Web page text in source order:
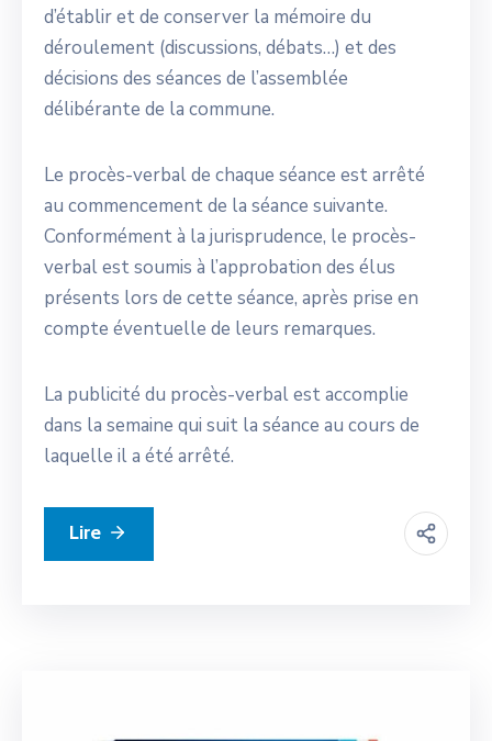
d’établir et de conserver la mémoire du
déroulement (discussions, débats…) et des
décisions des séances de l’assemblée
délibérante de la commune.
Le procès-verbal de chaque séance est arrêté
au commencement de la séance suivante.
Conformément à la jurisprudence, le procès-
verbal est soumis à l’approbation des élus
présents lors de cette séance, après prise en
compte éventuelle de leurs remarques.
La publicité du procès-verbal est accomplie
dans la semaine qui suit la séance au cours de
laquelle il a été arrêté.
Lire